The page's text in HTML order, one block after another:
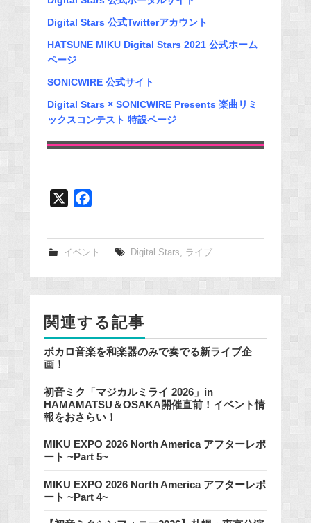
Digital Stars 公式Twitterアカウント
HATSUNE MIKU Digital Stars 2021 公式ホーム
ページ
SONICWIRE 公式サイト
Digital Stars × SONICWIRE Presents 楽曲リミ
ックスコンテスト 特設ページ
e
k
イベント Digital Stars, ライブ
関連する記事
ボカロ音楽を和楽器のみで奏でる新ライブ企
画！
初音ミク「マジカルミライ 2026」in
HAMAMATSU＆OSAKA開催直前！イベント情
報をおさらい！
MIKU EXPO 2026 North America アフターレポ
ート ~Part 5~
MIKU EXPO 2026 North America アフターレポ
ート ~Part 4~